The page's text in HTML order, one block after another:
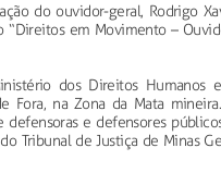
do ouvidor-geral, Rodrigo
em Movimento –
dos Direitos Humanos
Fora, na Zona da Mata
e defensores
Tribunal de Justiça de Minas